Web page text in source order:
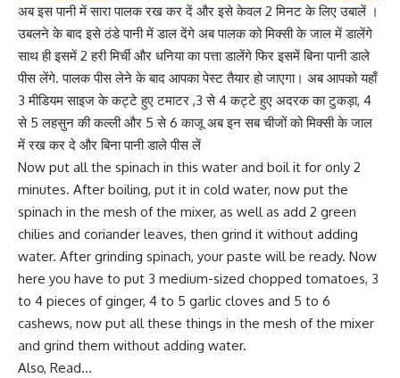
अब इस पानी में सारा पालक रख कर दें और इसे केवल 2 मिनट के लिए उबालें ।
उबलने के बाद इसे ठंडे पानी में डाल देंगे अब पालक कोमिक्सीके जाल में डालेंगे
साथ ही इसमें 2 हरी मिर्ची और धनिया का पत्ता डालेंगे फिर इसमें बिना पानी डाले
पीस लेंगे. पालक पीस लेने के बाद आपका पेस्ट तैयार हो जाएगा। अब आपको यहाँ
3 मीडियम साइज के कट्टे हुए टमाटर ,3 से 4 कट्टे हुए अदरक का टुकड़ा, 4
से 5 लहसुन की कल्ली और 5 से 6 काजू अब इन सब चीजों को मिक्सी के जाल
में रख कर दे और बिना पानी डाले पीस लें
Now put all the spinach in this water and boil it for only 2
minutes. After boiling, put it in cold water, now put the
spinach in the mesh of the mixer, as well as add 2 green
chilies and coriander leaves, then grind it without adding
water. After grinding spinach, your paste will be ready. Now
here you have to put 3 medium-sized chopped tomatoes, 3
to 4 pieces of ginger, 4 to 5 garlic cloves and 5 to 6
cashews, now put all these things in the mesh of the mixer
and grind them without adding water.
Also, Read…